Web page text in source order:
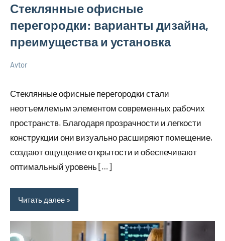
Стеклянные офисные
перегородки: варианты дизайна,
преимущества и установка
2025
Avtor
Стеклянные офисные перегородки стали
неотъемлемым элементом современных рабочих
пространств. Благодаря прозрачности и легкости
конструкции они визуально расширяют помещение,
создают ощущение открытости и обеспечивают
оптимальный уровень […]
Читать далее